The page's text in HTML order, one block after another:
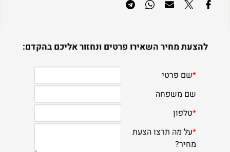
להצעת מחיר השאירו פרטים ונחזור אליכם בהקדם: